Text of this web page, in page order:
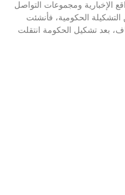
الإخبارية ومجموعات التواصل
التشكيلة الحكومية، فأنشئت
بعد تشكيل الحكومة انتقلت